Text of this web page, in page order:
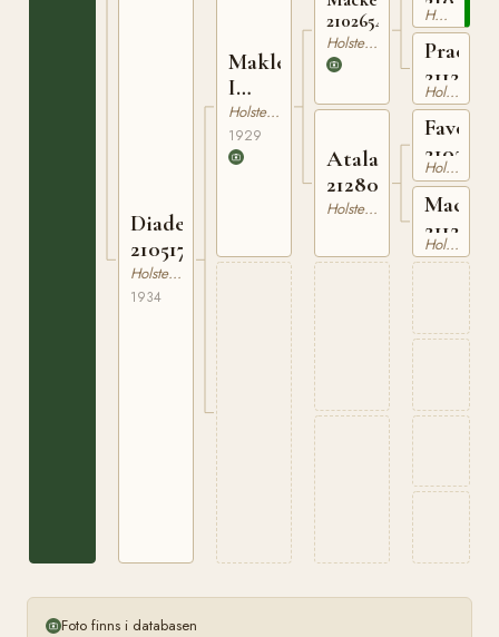
Diadem
210517303
Holsteiner
1934
Makler
I
210284029
Holsteiner
1929
210265420
Holsteiner
Atalante
212804403
Holsteiner
Holsteiner
Pracht
Holsteiner
Favorit
Holsteiner
Macht
Holsteiner
Foto finns i databasen